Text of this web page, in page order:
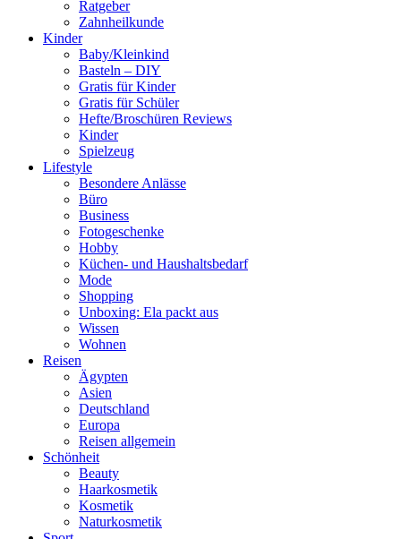
Ratgeber
Zahnheilkunde
Kinder
Baby/Kleinkind
Basteln – DIY
Gratis für Kinder
Gratis für Schüler
Hefte/Broschüren Reviews
Kinder
Spielzeug
Lifestyle
Besondere Anlässe
Büro
Business
Fotogeschenke
Hobby
Küchen- und Haushaltsbedarf
Mode
Shopping
Unboxing: Ela packt aus
Wissen
Wohnen
Reisen
Ägypten
Asien
Deutschland
Europa
Reisen allgemein
Schönheit
Beauty
Haarkosmetik
Kosmetik
Naturkosmetik